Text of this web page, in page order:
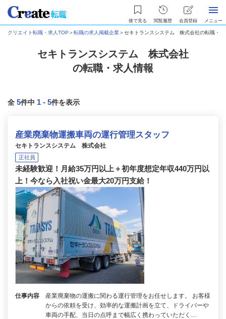
後で見る 閲覧履歴 会員登録 メニュー
クリエイト転職・求人TOP ＞転職の求人掲載企業＞セキトランスシステム 株式会社の転職・求
セキトランスシステム 株式会社
の転職・求人情報
全 5件中 1 - 5件を表示
産業廃棄物運搬車両の運行管理スタッフ
セキトランスシステム 株式会社
正社員
未経験歓迎！月給35万円以上＋初年度想定年収440万円以
上！今なら入社祝い金最大20万円支給！
仕事内容
産業廃棄物の運搬に関わる運行管理をお任せします。 お客様
からの依頼を受け、効率的な運搬計画を立て、ドライバーや
車両の手配、当日の点呼まで幅広く携わっていただく…